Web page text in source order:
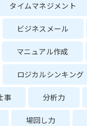
タイムマネジメント
ビジネスメール
マニュアル作成
ロジカルシンキング
事 分析力
場回し力